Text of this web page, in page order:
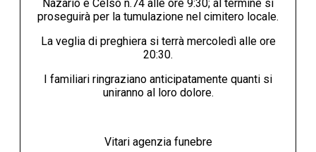
Nazario e Celso n.74 alle ore 9:30; al termine si
proseguirà per la tumulazione nel cimitero locale.
La veglia di preghiera si terrà mercoledì alle ore
20:30.
I familiari ringraziano anticipatamente quanti si
uniranno al loro dolore.
Vitari agenzia funebre